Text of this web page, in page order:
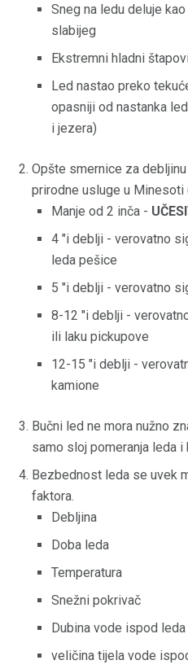
Sneg na ledu deluje
slabijeg
Ekstremni hladni
Led nastao preko
opasniji od nastanka
i jezera)
Opšte smernice za
prirodne usluge u Minesoti
Manje od 2 inča -
4 "i deblji - verovatno
leda pešice
5 "i deblji - verovatno
8-12 "i deblji -
ili laku pickupove
12-15 "i deblji -
kamione
Bučni led ne mora nužno
samo sloj pomeranja leda i
Bezbednost leda se uvek
faktora.
Debljina
Doba leda
Temperatura
Snežni pokrivač
Dubina vode ispod leda
veličina tijela vode